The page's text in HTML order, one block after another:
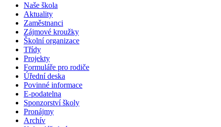
Naše škola
Aktuality
Zaměstnanci
Zájmové kroužky
Školní organizace
Třídy
Projekty
Formuláře pro rodiče
Úřední deska
Povinné informace
E-podatelna
Sponzorství školy
Pronájmy
Archív